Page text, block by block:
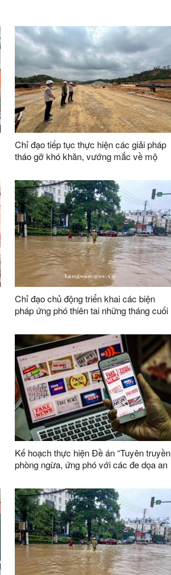
Chỉ đạo tiếp tục thực hiện các giải pháp
tháo gỡ khó khăn, vướng mắc về mộ
dự án trên địa bàn tỉnh
Chỉ đạo chủ động triển khai các biện
pháp ứng phó thiên tai những tháng cuối
Kế hoạch thực hiện Đề án “Tuyên truyền
phòng ngừa, ứng phó với các đe dọa an
nhìn đến năm 2045”